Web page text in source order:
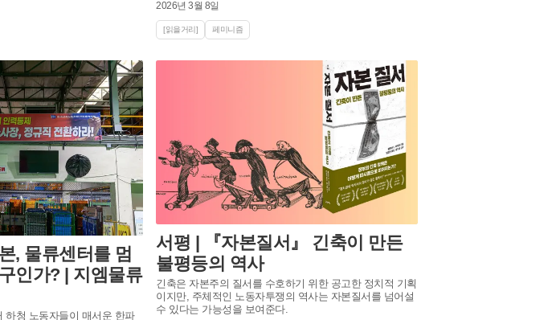
2026년 3월 8일
[읽을거리] 페미니즘
, 물류센터를 멈
인가? | 지엠물류
하청 노동자들이 매서운 한파
서평 | 『자본질서』 긴축이 만든
불평등의 역사
긴축은 자본주의 질서를 수호하기 위한 공고한 정치적 기획
이지만, 주체적인 노동자투쟁의 역사는 자본질서를 넘어설
수 있다는 가능성을 보여준다.